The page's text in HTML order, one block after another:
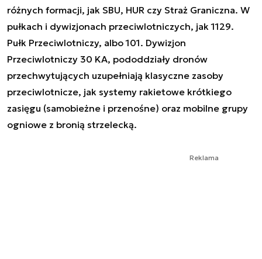
różnych formacji, jak SBU, HUR czy Straż Graniczna. W
pułkach i dywizjonach przeciwlotniczych, jak 1129.
Pułk Przeciwlotniczy, albo 101. Dywizjon
Przeciwlotniczy 30 KA, pododdziały dronów
przechwytujących uzupełniają klasyczne zasoby
przeciwlotnicze, jak systemy rakietowe krótkiego
zasięgu (samobieżne i przenośne) oraz mobilne grupy
ogniowe z bronią strzelecką.
Reklama